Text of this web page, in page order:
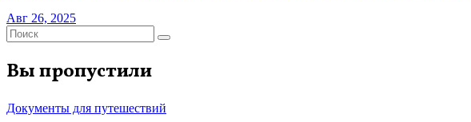
Авг 26, 2025
Вы пропустили
Документы для путешествий